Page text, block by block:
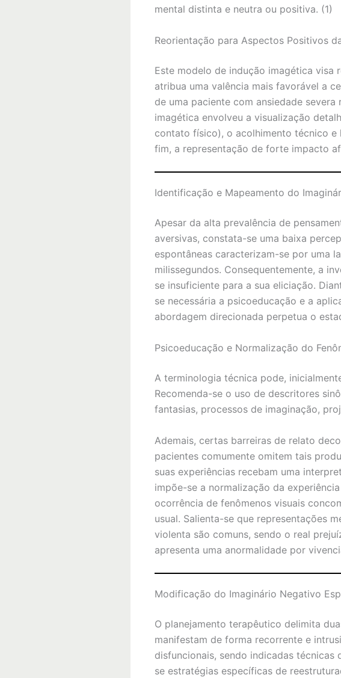
mental distinta e neutra ou positiva. (1)
Reorientação para Aspectos Positivos
Este modelo de indução imagética
atribua uma valência mais favorável a
de uma paciente com ansiedade
imagética envolveu a visualização
contato físico), o acolhimento técnico e
fim, a representação de forte impacto
Identificação e Mapeamento do
Apesar da alta prevalência de
aversivas, constata-se uma baixa
espontâneas caracterizam-se por uma
milissegundos. Consequentemente, a
se insuficiente para a sua eliciação.
se necessária a psicoeducação e a
abordagem direcionada perpetua o
Psicoeducação e Normalização do
A terminologia técnica pode,
Recomenda-se o uso de descritores
fantasias, processos de imaginação,
Ademais, certas barreiras de relato
pacientes comumente omitem tais
suas experiências recebam uma
impõe-se a normalização da
ocorrência de fenômenos visuais
usual. Salienta-se que representações
violenta são comuns, sendo o real
apresenta uma anormalidade por
Modificação do Imaginário Negativo
O planejamento terapêutico delimita
manifestam de forma recorrente e
disfuncionais, sendo indicadas técnicas
se estratégias específicas de